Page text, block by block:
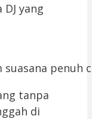
yang
penuh
tanpa
di